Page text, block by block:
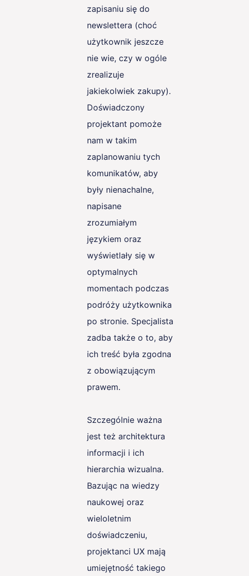
zapisaniu się do
newslettera (choć
użytkownik jeszcze
nie wie, czy w ogóle
zrealizuje
jakiekolwiek zakupy).
Doświadczony
projektant pomoże
nam w takim
zaplanowaniu tych
komunikatów, aby
były nienachalne,
napisane
zrozumiałym
językiem oraz
wyświetlały się w
optymalnych
momentach podczas
podróży użytkownika
po stronie. Specjalista
zadba także o to, aby
ich treść była zgodna
z obowiązującym
prawem.
Szczególnie ważna
jest też architektura
informacji i ich
hierarchia wizualna.
Bazując na wiedzy
naukowej oraz
wieloletnim
doświadczeniu,
projektanci UX mają
umiejętność takiego